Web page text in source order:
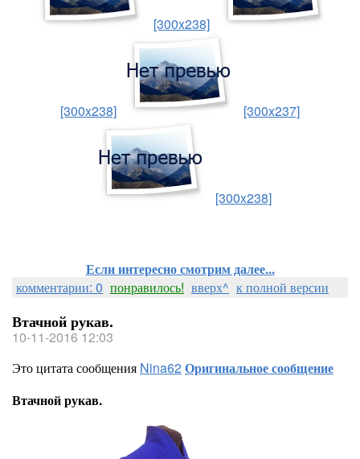
[300x238]
[300x238] [300x237]
[300x238]
Если интересно смотрим далее...
комментарии: 0 понравилось! вверх^ к полной версии
Втачной рукав.
10-11-2016 12:03
Это цитата сообщения Nina62Оригинальное сообщение
Втачной рукав.